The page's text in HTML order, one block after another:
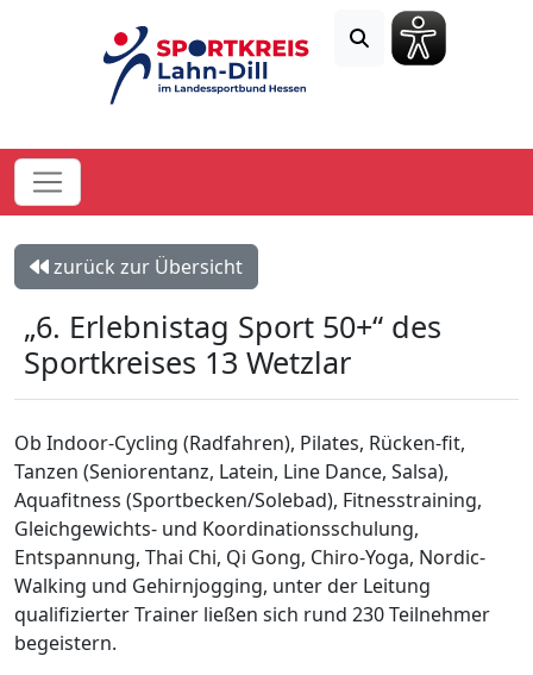
zurück zur Übersicht
„6. Erlebnistag Sport 50+“ des
Sportkreises 13 Wetzlar
Ob Indoor-Cycling (Radfahren), Pilates, Rücken-fit,
Tanzen (Seniorentanz, Latein, Line Dance, Salsa),
Aquafitness (Sportbecken/Solebad), Fitnesstraining,
Gleichgewichts- und Koordinationsschulung,
Entspannung, Thai Chi, Qi Gong, Chiro-Yoga, Nordic-
Walking und Gehirnjogging, unter der Leitung
qualifizierter Trainer ließen sich rund 230 Teilnehmer
begeistern.